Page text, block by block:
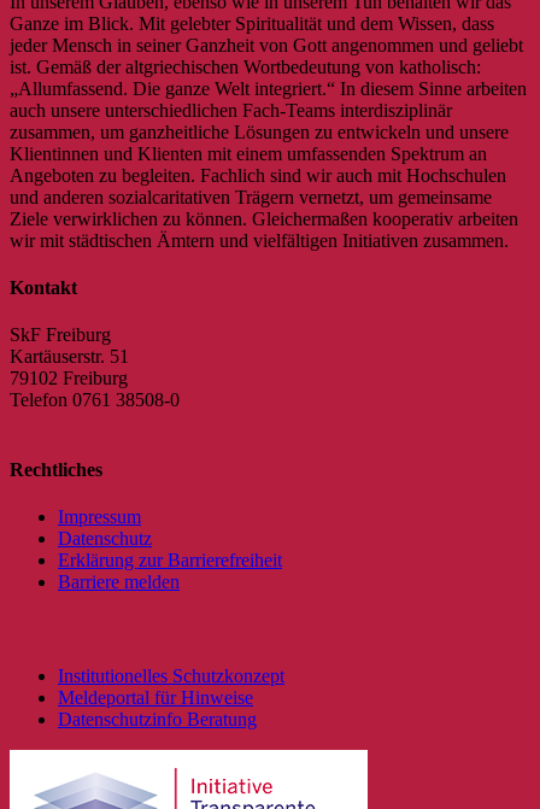
Ganze im Blick. Mit gelebter Spiritualität und dem Wissen, dass
jeder Mensch in seiner Ganzheit von Gott angenommen und geliebt
ist. Gemäß der altgriechischen Wortbedeutung von katholisch:
„Allumfassend. Die ganze Welt integriert.“ In diesem Sinne arbeiten
auch unsere unterschiedlichen Fach-Teams interdisziplinär
zusammen, um ganzheitliche Lösungen zu entwickeln und unsere
Klientinnen und Klienten mit einem umfassenden Spektrum an
Angeboten zu begleiten. Fachlich sind wir auch mit Hochschulen
und anderen sozialcaritativen Trägern vernetzt, um gemeinsame
Ziele verwirklichen zu können. Gleichermaßen kooperativ arbeiten
wir mit städtischen Ämtern und vielfältigen Initiativen zusammen.
Kontakt
SkF Freiburg
Kartäuserstr. 51
79102 Freiburg
Telefon 0761 38508-0
Rechtliches
Impressum
Datenschutz
Erklärung zur Barrierefreiheit
Barriere melden
Institutionelles Schutzkonzept
Meldeportal für Hinweise
Datenschutzinfo Beratung